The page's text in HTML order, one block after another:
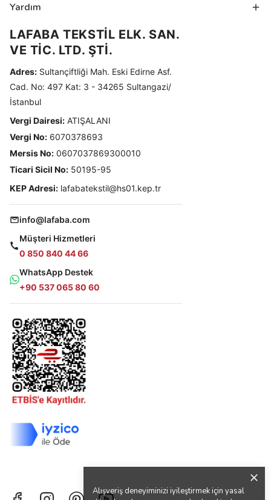
Alışveriş deneyiminizi iyileştirmek için yasal
Yardım
LAFABA TEKSTİL ELK. SAN.
VE TİC. LTD. ŞTİ.
Adres: Sultançiftliği Mah. Eski Edirne Asf.
Cad. No: 497 Kat: 3 - 34265 Sultangazi/
İstanbul
Vergi Dairesi: ATIŞALANI
Vergi No: 6070378693
Mersis No: 0607037869300010
Ticari Sicil No: 50195-95
KEP Adresi: lafabatekstil@hs01.kep.tr
info@lafaba.com
Müşteri Hizmetleri
0 850 840 44 66
WhatsApp Destek
+90 537 065 80 60